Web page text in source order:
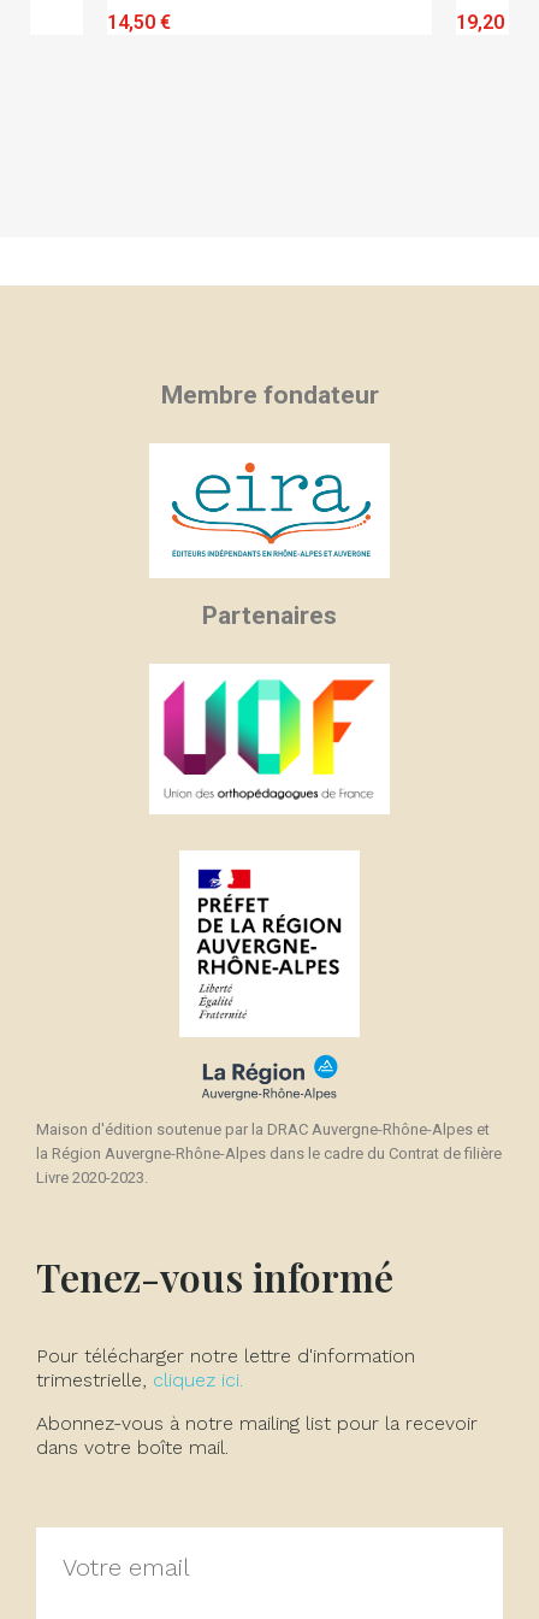
14,50 € 19,20 €
Membre fondateur
Partenaires
Maison d'édition soutenue par la DRAC Auvergne-Rhône-Alpes et
la Région Auvergne-Rhône-Alpes dans le cadre du Contrat de filière
Livre 2020-2023.
Tenez-vous informé
Pour télécharger notre lettre d'information
trimestrielle, cliquez ici.
Abonnez-vous à notre mailing list pour la recevoir
dans votre boîte mail.